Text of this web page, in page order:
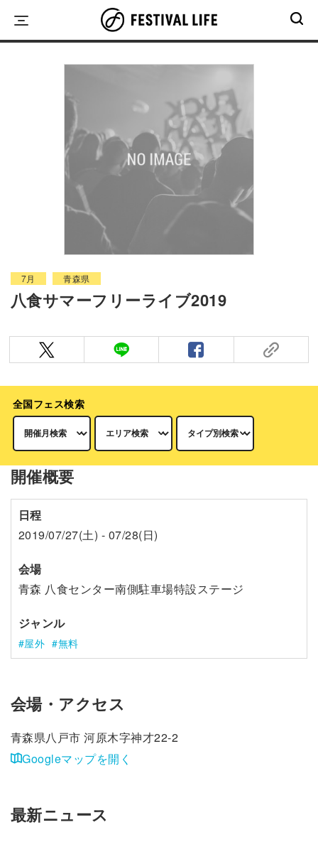
content
7月 青森県
八食サマーフリーライブ2019
全国フェス検索
開催概要
日程
2019/07/27(土) - 07/28(日)
会場
青森 八食センター南側駐車場特設ステージ
ジャンル
屋外 無料
会場・アクセス
青森県八戸市 河原木字神才22-2
Googleマップを開く
最新ニュース